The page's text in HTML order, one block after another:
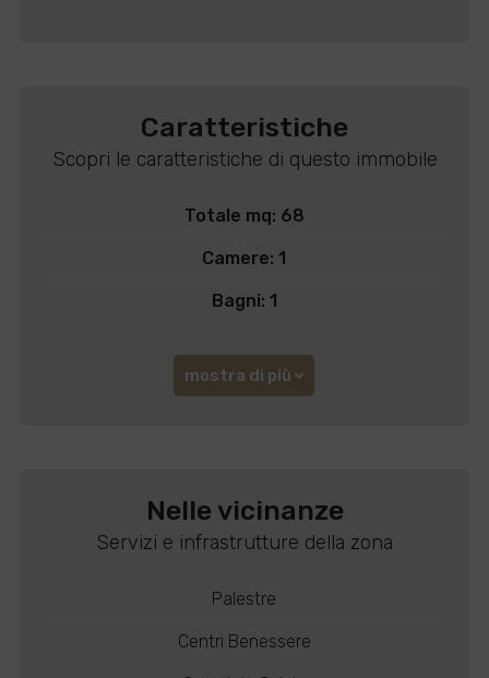
Caratteristiche
Scopri le caratteristiche di questo immobile
Totale mq: 68
Camere: 1
Bagni: 1
mostra di più
Nelle vicinanze
Servizi e infrastrutture della zona
Palestre
Centri Benessere